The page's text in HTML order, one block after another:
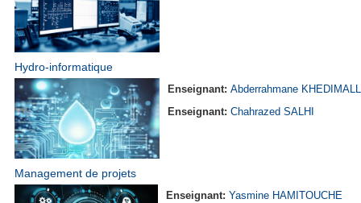
Hydro-informatique
Enseignant:Abderrahmane
Enseignant:Chahrazed SALHI
Management de projets
Enseignant:Yasmine HAMITOUCHE